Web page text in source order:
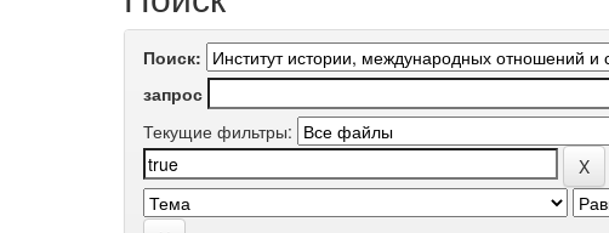
Поиск:
запрос
Текущие фильтры: